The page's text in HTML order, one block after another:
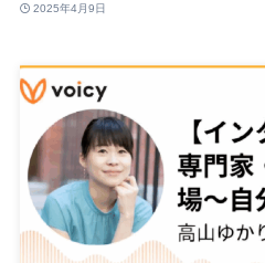
2025年4月9日